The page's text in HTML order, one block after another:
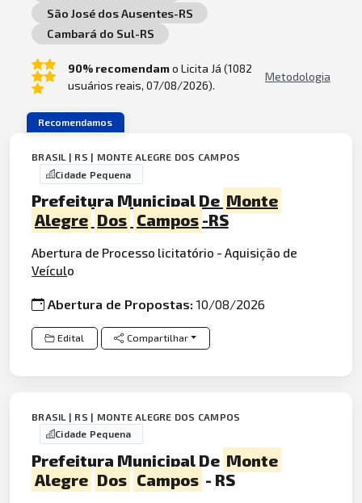
São José dos Ausentes-RS
Cambará do Sul-RS
90% recomendamo Licita Já (1082
usuários reais, 07/08/2026).
Metodologia
Recomendamos
BRASIL | RS | MONTE ALEGRE DOS CAMPOS
Cidade Pequena
Prefeitura Municipal De Monte
Alegre Dos Campos -RS
Abertura de Processo licitatório - Aquisição de
Veículo
Abertura de Propostas:10/08/2026
Edital Compartilhar
BRASIL | RS | MONTE ALEGRE DOS CAMPOS
Cidade Pequena
Prefeitura Municipal De Monte
Alegre Dos Campos - RS